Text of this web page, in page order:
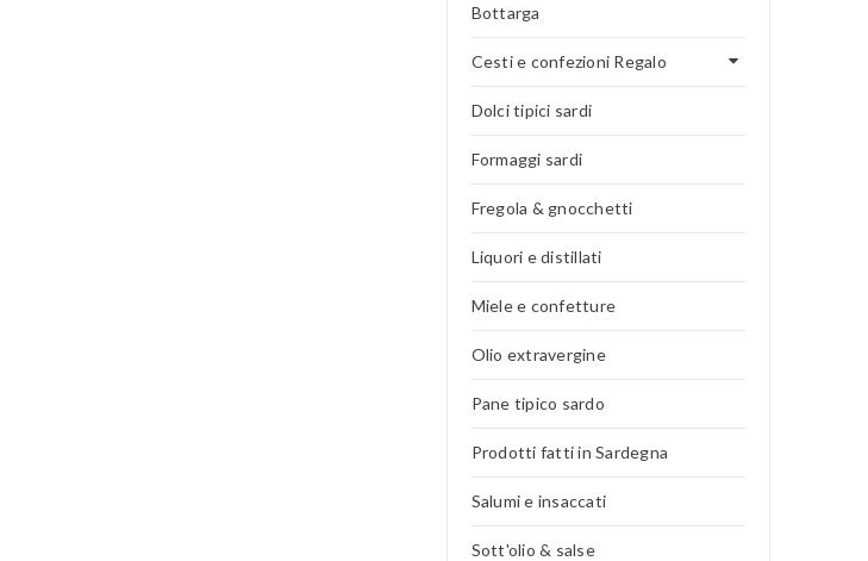
Bottarga
Cesti e confezioni Regalo
Dolci tipici sardi
Formaggi sardi
Fregola & gnocchetti
Liquori e distillati
Miele e confetture
Olio extravergine
Pane tipico sardo
Prodotti fatti in Sardegna
Salumi e insaccati
Sott'olio & salse